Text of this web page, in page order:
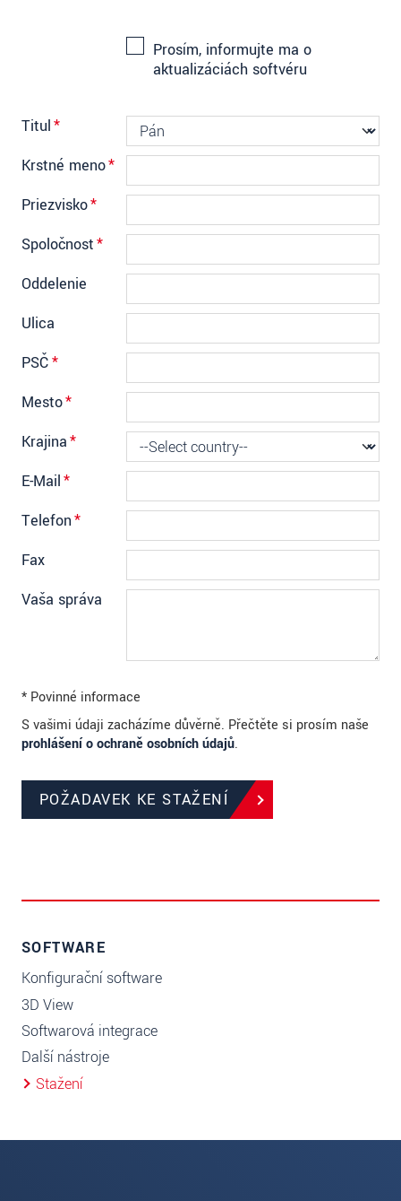
Prosím, informujte ma o
aktualizáciách softvéru
Titul*
Krstné meno*
Priezvisko*
Spoločnosť*
Oddelenie
Ulica
PSČ*
Mesto*
Krajina*
E-Mail*
Telefon*
Fax
Vaša správa
* Povinné informace
S vašimi údaji zacházíme důvěrně. Přečtěte si prosím naše
prohlášení o ochraně osobních údajů.
POŽADAVEK KE STAŽENÍ
SOFTWARE
Konfigurační software
3D View
Softwarová integrace
Další nástroje
Stažení